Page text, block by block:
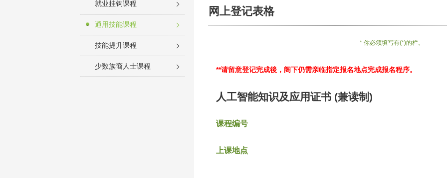
就业挂钩课程
通用技能课程
技能提升课程
少数族裔人士课程
网上登记表格
* 你必须填写有(*)的栏。
**请留意登记完成後，阁下仍需亲临指定报名地点完成报名程序。
人工智能知识及应用证书 (兼读制)
课程编号
上课地点